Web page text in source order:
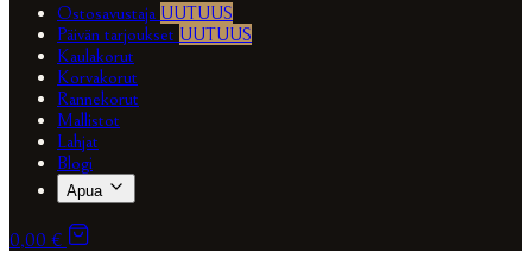
Ostosavustaja UUTUUS
Päivän tarjoukset UUTUUS
Kaulakorut
Korvakorut
Rannekorut
Mallistot
Lahjat
Blogi
Apua
0,00 €